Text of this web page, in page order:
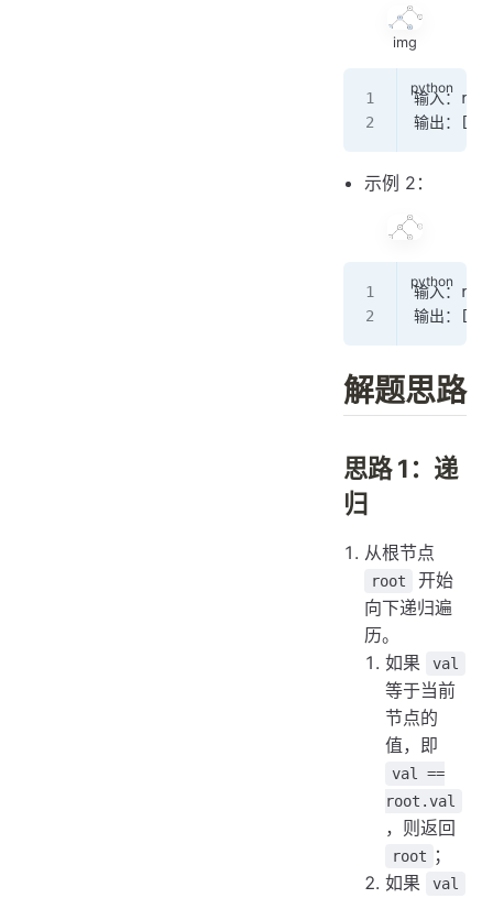
img
输入：
输出：[
示例 2：
输入：
输出：[]
解题思路
思路 1：递
归
从根节点
root
开始
向下递归遍
历。
如果
val
等于当前
节点的
值，即
val ==
root.val
，则返回
root
；
如果
val